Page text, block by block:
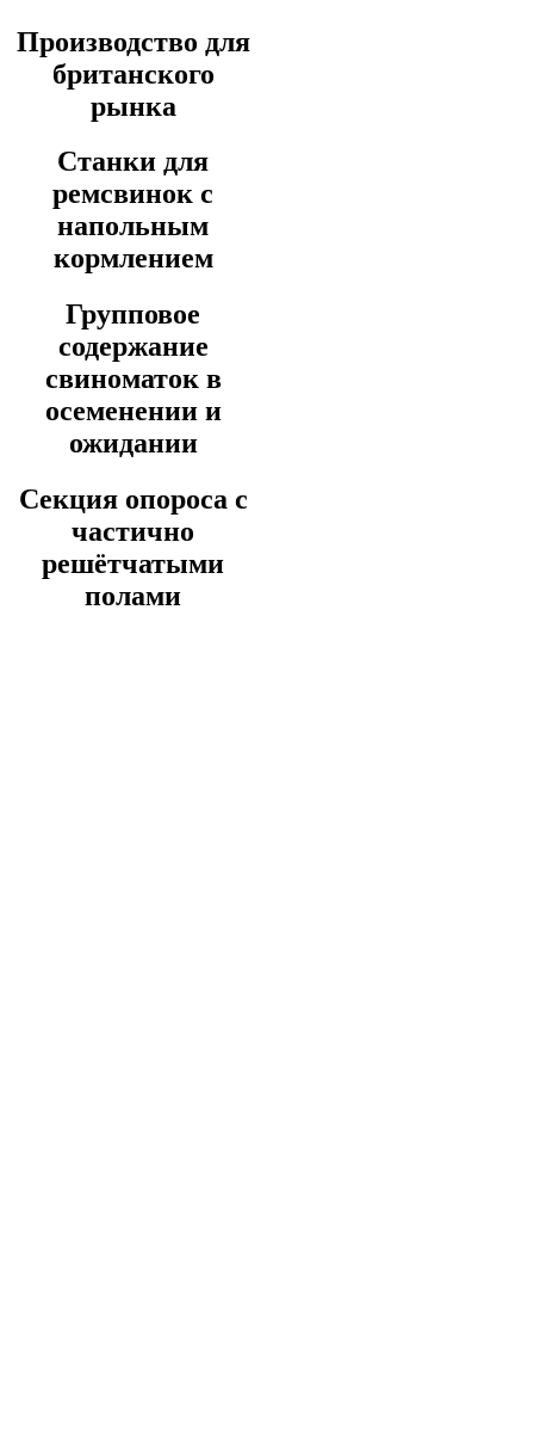
Производство для
британского
рынка
Станки для
ремсвинок с
напольным
кормлением
Групповое
содержание
свиноматок в
осеменении и
ожидании
Секция опороса с
частично
решётчатыми
полами